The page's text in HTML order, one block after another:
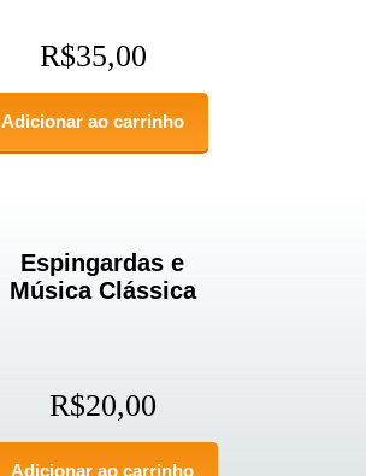
R$35,00
Adicionar ao carrinho
Espingardas e
Música Clássica
R$20,00
Adicionar ao carrinho